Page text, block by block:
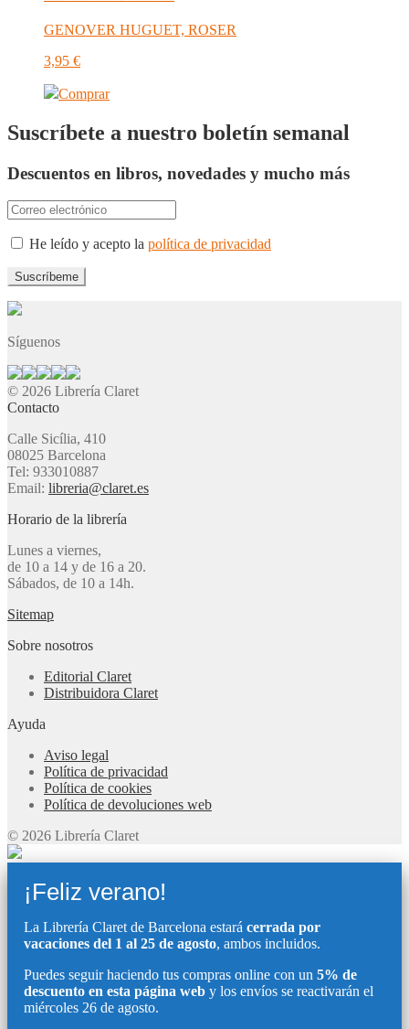
GENOVER HUGUET, ROSER
3,95 €
Comprar
Suscríbete a nuestro boletín semanal
Descuentos en libros, novedades y mucho más
He leído y acepto la política de privacidad
Síguenos
© 2026 Librería Claret
Contacto
Calle Sicília, 410
08025 Barcelona
Tel: 933010887
Email: libreria@claret.es
Horario de la librería
Lunes a viernes,
de 10 a 14 y de 16 a 20.
Sábados, de 10 a 14h.
Sitemap
Sobre nosotros
Editorial Claret
Distribuidora Claret
Ayuda
Aviso legal
Política de privacidad
Política de cookies
Política de devoluciones web
© 2026 Librería Claret
¡Feliz verano!
La Librería Claret de Barcelona estará cerrada por
vacaciones del 1 al 25 de agosto, ambos incluidos.
Puedes seguir haciendo tus compras online con un 5% de
descuento en esta página web y los envíos se reactivarán el
miércoles 26 de agosto.